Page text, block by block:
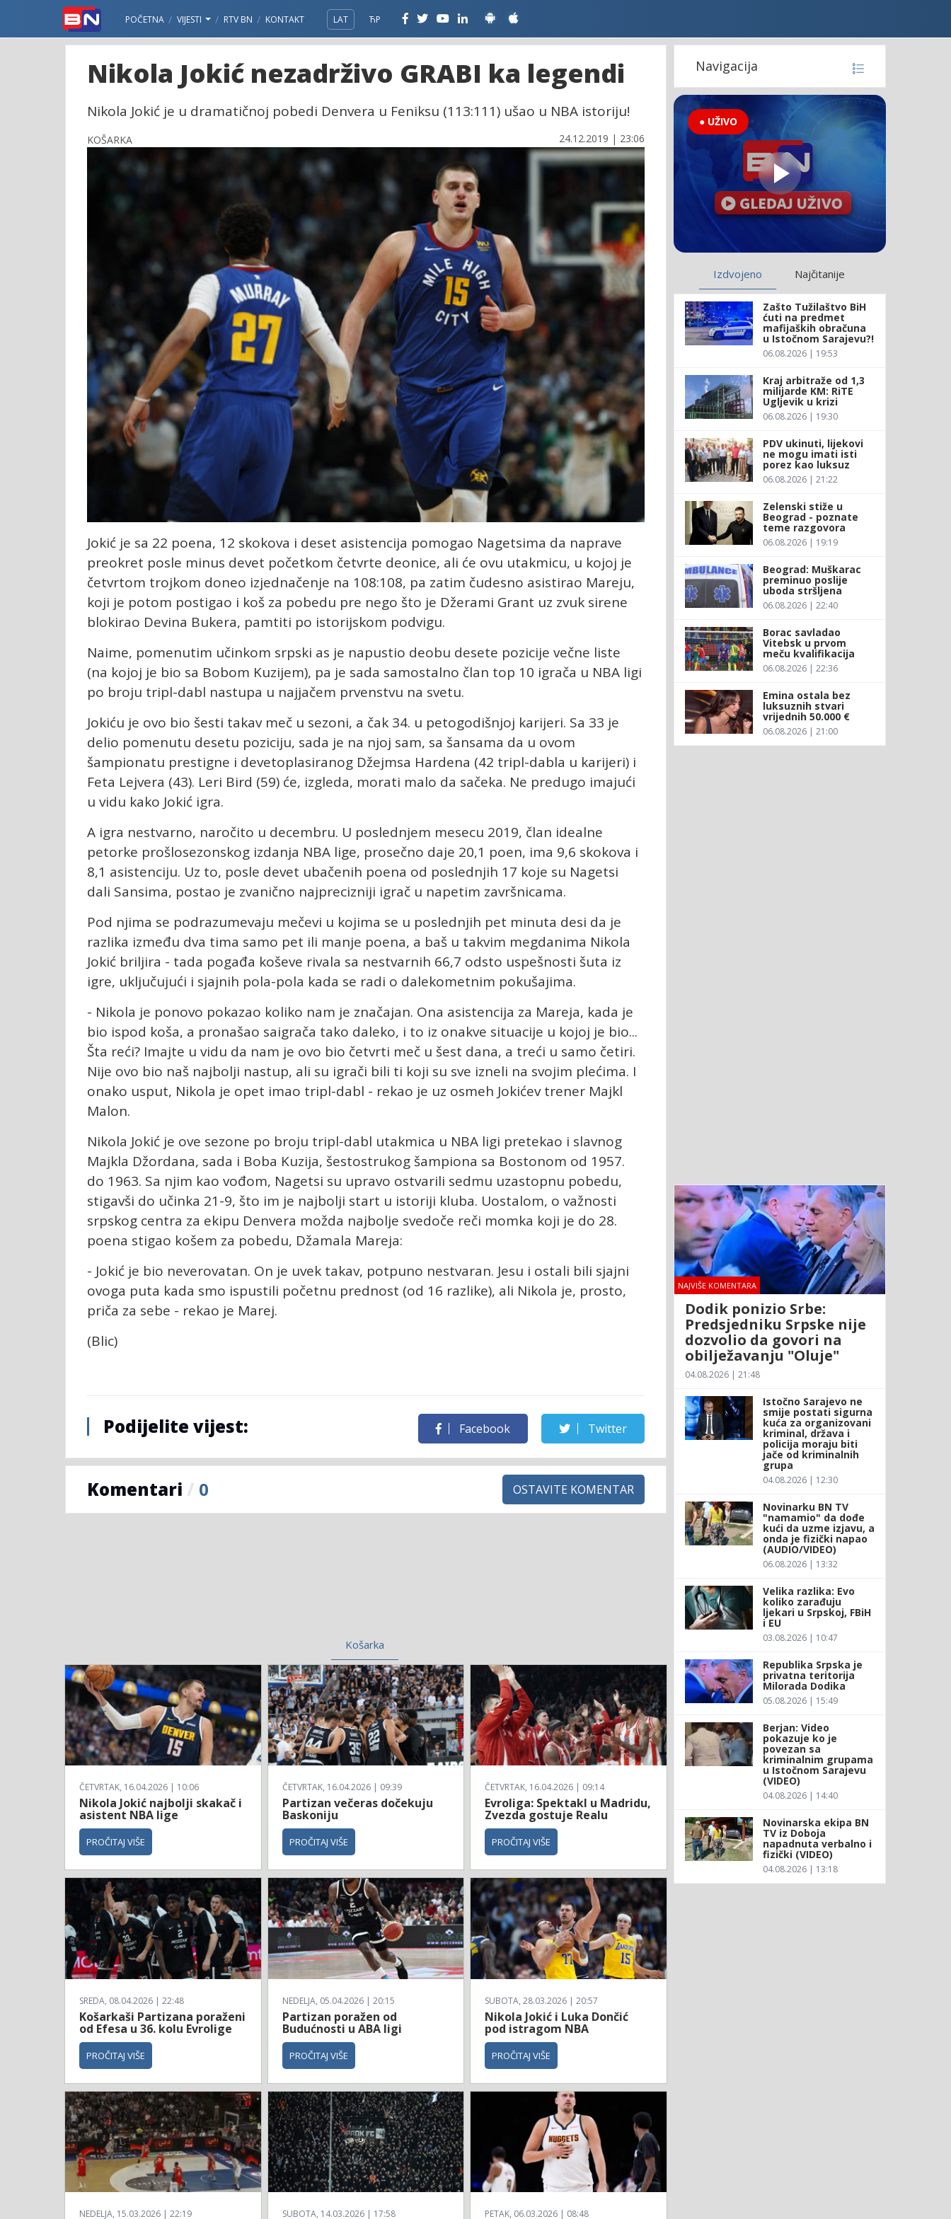
POČETNA VIJESTI RTV BN KONTAKT LAT ЋР
Nikola Jokić nezadrživo GRABI ka legendi
Nikola Jokić je u dramatičnoj pobedi Denvera u Feniksu (113:111) ušao u NBA istoriju!
KOŠARKA 24.12.2019 | 23:06
Jokić je sa 22 poena, 12 skokova i deset asistencija pomogao Nagetsima da naprave
preokret posle minus devet početkom četvrte deonice, ali će ovu utakmicu, u kojoj je
četvrtom trojkom doneo izjednačenje na 108:108, pa zatim čudesno asistirao Mareju,
koji je potom postigao i koš za pobedu pre nego što je Džerami Grant uz zvuk sirene
blokirao Devina Bukera, pamtiti po istorijskom podvigu.
Naime, pomenutim učinkom srpski as je napustio deobu desete pozicije večne liste
(na kojoj je bio sa Bobom Kuzijem), pa je sada samostalno član top 10 igrača u NBA ligi
po broju tripl-dabl nastupa u najjačem prvenstvu na svetu.
Jokiću je ovo bio šesti takav meč u sezoni, a čak 34. u petogodišnjoj karijeri. Sa 33 je
delio pomenutu desetu poziciju, sada je na njoj sam, sa šansama da u ovom
šampionatu prestigne i devetoplasiranog Džejmsa Hardena (42 tripl-dabla u karijeri) i
Feta Lejvera (43). Leri Bird (59) će, izgleda, morati malo da sačeka. Ne predugo imajući
u vidu kako Jokić igra.
A igra nestvarno, naročito u decembru. U poslednjem mesecu 2019, član idealne
petorke prošlosezonskog izdanja NBA lige, prosečno daje 20,1 poen, ima 9,6 skokova i
8,1 asistenciju. Uz to, posle devet ubačenih poena od poslednjih 17 koje su Nagetsi
dali Sansima, postao je zvanično najprecizniji igrač u napetim završnicama.
Pod njima se podrazumevaju mečevi u kojima se u poslednjih pet minuta desi da je
razlika između dva tima samo pet ili manje poena, a baš u takvim megdanima Nikola
Jokić briljira - tada pogađa koševe rivala sa nestvarnih 66,7 odsto uspešnosti šuta iz
igre, uključujući i sjajnih pola-pola kada se radi o dalekometnim pokušajima.
- Nikola je ponovo pokazao koliko nam je značajan. Ona asistencija za Mareja, kada je
bio ispod koša, a pronašao saigrača tako daleko, i to iz onakve situacije u kojoj je bio...
Šta reći? Imajte u vidu da nam je ovo bio četvrti meč u šest dana, a treći u samo četiri.
Nije ovo bio naš najbolji nastup, ali su igrači bili ti koji su sve izneli na svojim plećima. I
onako usput, Nikola je opet imao tripl-dabl - rekao je uz osmeh Jokićev trener Majkl
Malon.
Nikola Jokić je ove sezone po broju tripl-dabl utakmica u NBA ligi pretekao i slavnog
Majkla Džordana, sada i Boba Kuzija, šestostrukog šampiona sa Bostonom od 1957.
do 1963. Sa njim kao vođom, Nagetsi su upravo ostvarili sedmu uzastopnu pobedu,
stigavši do učinka 21-9, što im je najbolji start u istoriji kluba. Uostalom, o važnosti
srpskog centra za ekipu Denvera možda najbolje svedoče reči momka koji je do 28.
poena stigao košem za pobedu, Džamala Mareja:
- Jokić je bio neverovatan. On je uvek takav, potpuno nestvaran. Jesu i ostali bili sjajni
ovoga puta kada smo ispustili početnu prednost (od 16 razlike), ali Nikola je, prosto,
priča za sebe - rekao je Marej.
(Blic)
Podijelite vijest: Facebook Twitter
Komentari / 0 OSTAVITE KOMENTAR
Košarka
ČETVRTAK, 16.04.2026 | 10:06
Nikola Jokić najbolji skakač i
asistent NBA lige
PROČITAJ VIŠE
ČETVRTAK, 16.04.2026 | 09:39
Partizan večeras dočekuju
Baskoniju
PROČITAJ VIŠE
ČETVRTAK, 16.04.2026 | 09:14
Evroliga: Spektakl u Madridu,
Zvezda gostuje Realu
PROČITAJ VIŠE
SREDA, 08.04.2026 | 22:48
Košarkaši Partizana poraženi
od Efesa u 36. kolu Evrolige
PROČITAJ VIŠE
NEDELJA, 05.04.2026 | 20:15
Partizan poražen od
Budućnosti u ABA ligi
PROČITAJ VIŠE
SUBOTA, 28.03.2026 | 20:57
Nikola Jokić i Luka Dončić
pod istragom NBA
PROČITAJ VIŠE
NEDELJA, 15.03.2026 | 22:19 SUBOTA, 14.03.2026 | 17:58 PETAK, 06.03.2026 | 08:48
Navigacija
● UŽIVO
Izdvojeno Najčitanije
Zašto Tužilaštvo BiH
ćuti na predmet
mafijaških obračuna
u Istočnom Sarajevu?!
06.08.2026 | 19:53
Kraj arbitraže od 1,3
milijarde KM: RiTE
Ugljevik u krizi
06.08.2026 | 19:30
PDV ukinuti, lijekovi
ne mogu imati isti
porez kao luksuz
06.08.2026 | 21:22
Zelenski stiže u
Beograd - poznate
teme razgovora
06.08.2026 | 19:19
Beograd: Muškarac
preminuo poslije
uboda stršljena
06.08.2026 | 22:40
Borac savladao
Vitebsk u prvom
meču kvalifikacija
06.08.2026 | 22:36
Emina ostala bez
luksuznih stvari
vrijednih 50.000 €
06.08.2026 | 21:00
NAJVIŠE KOMENTARA
Dodik ponizio Srbe:
Predsjedniku Srpske nije
dozvolio da govori na
obilježavanju "Oluje"
04.08.2026 | 21:48
Istočno Sarajevo ne
smije postati sigurna
kuća za organizovani
kriminal, država i
policija moraju biti
jače od kriminalnih
grupa
04.08.2026 | 12:30
Novinarku BN TV
"namamio" da dođe
kući da uzme izjavu, a
onda je fizički napao
(AUDIO/VIDEO)
06.08.2026 | 13:32
Velika razlika: Evo
koliko zarađuju
ljekari u Srpskoj, FBiH
i EU
03.08.2026 | 10:47
Republika Srpska je
privatna teritorija
Milorada Dodika
05.08.2026 | 15:49
Berjan: Video
pokazuje ko je
povezan sa
kriminalnim grupama
u Istočnom Sarajevu
(VIDEO)
04.08.2026 | 14:40
Novinarska ekipa BN
TV iz Doboja
napadnuta verbalno i
fizički (VIDEO)
04.08.2026 | 13:18